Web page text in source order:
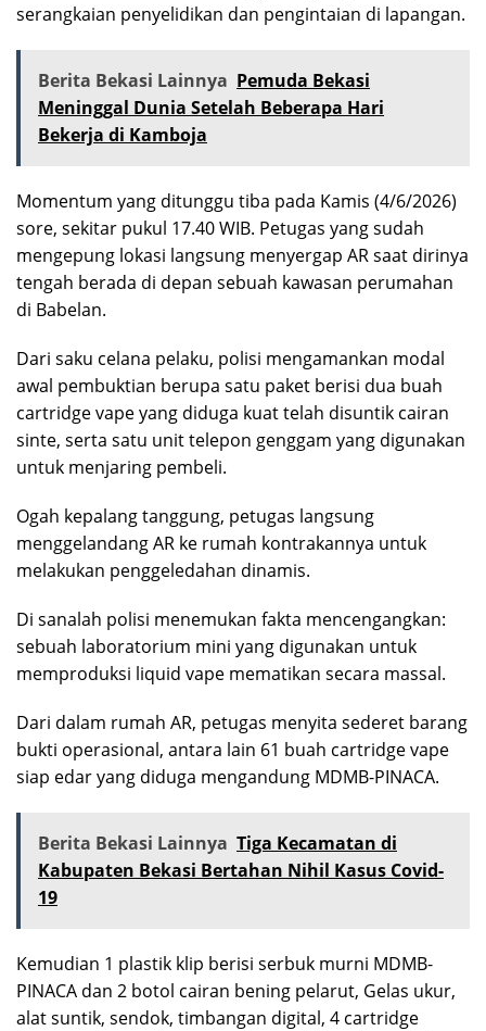
serangkaian penyelidikan dan pengintaian di lapangan.
Berita Bekasi Lainnya Pemuda Bekasi
Meninggal Dunia Setelah Beberapa Hari
Bekerja di Kamboja
Momentum yang ditunggu tiba pada Kamis (4/6/2026)
sore, sekitar pukul 17.40 WIB. Petugas yang sudah
mengepung lokasi langsung menyergap AR saat dirinya
tengah berada di depan sebuah kawasan perumahan
di Babelan.
Dari saku celana pelaku, polisi mengamankan modal
awal pembuktian berupa satu paket berisi dua buah
cartridge vape yang diduga kuat telah disuntik cairan
sinte, serta satu unit telepon genggam yang digunakan
untuk menjaring pembeli.
Ogah kepalang tanggung, petugas langsung
menggelandang AR ke rumah kontrakannya untuk
melakukan penggeledahan dinamis.
Di sanalah polisi menemukan fakta mencengangkan:
sebuah laboratorium mini yang digunakan untuk
memproduksi liquid vape mematikan secara massal.
Dari dalam rumah AR, petugas menyita sederet barang
bukti operasional, antara lain 61 buah cartridge vape
siap edar yang diduga mengandung MDMB-PINACA.
Berita Bekasi Lainnya Tiga Kecamatan di
Kabupaten Bekasi Bertahan Nihil Kasus Covid-
19
Kemudian 1 plastik klip berisi serbuk murni MDMB-
PINACA dan 2 botol cairan bening pelarut, Gelas ukur,
alat suntik, sendok, timbangan digital, 4 cartridge